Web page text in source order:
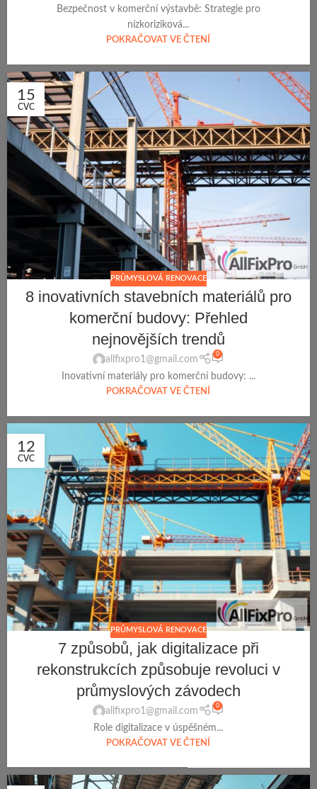
Bezpečnost v komerční výstavbě: Strategie pro
nízkoriziková...
POKRAČOVAT VE ČTENÍ
15
CVC
PRŮMYSLOVÁ RENOVACE
8 inovativních stavebních materiálů pro
komerční budovy: Přehled
nejnovějších trendů
allfixpro1@gmail.com
0
Inovativní materiály pro komerční budovy: ...
POKRAČOVAT VE ČTENÍ
12
CVC
PRŮMYSLOVÁ RENOVACE
7 způsobů, jak digitalizace při
rekonstrukcích způsobuje revoluci v
průmyslových závodech
allfixpro1@gmail.com
0
Role digitalizace v úspěšném...
POKRAČOVAT VE ČTENÍ